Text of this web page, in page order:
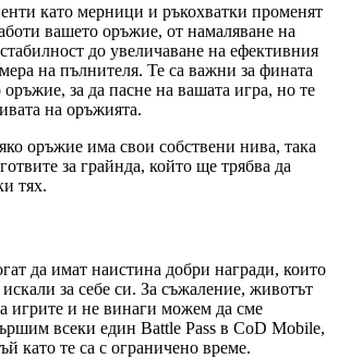
като мерници и ръкохватки променят
вашето оръжие, от намаляване на
до увеличаване на ефективния
на пълнителя. Те са важни за фината
оръжие, за да пасне на вашата игра, но те
на оръжията.
оръжие има свои собствени нива, така
за грайнда, който ще трябва да
тях.
да имат наистина добри награди, които
за себе си. За съжаление, животът
игрите и не винаги можем да сме
всеки един Battle Pass в CoD Mobile,
като те са с ограничено време.